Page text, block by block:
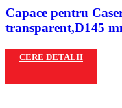
Capace pentru
transparent,D145
CERE DETALII